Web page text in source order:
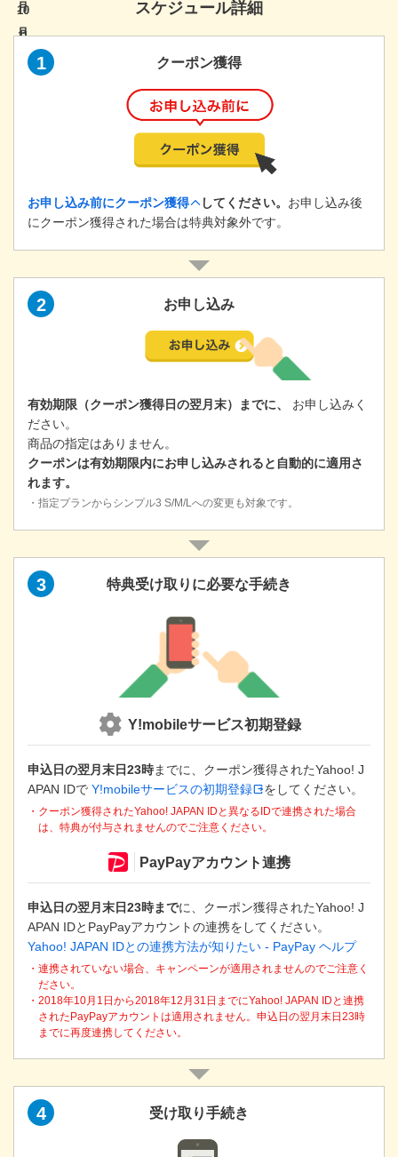
10
11
12
スケジュール詳細
1 クーポン獲得
お申し込み前にクーポン獲得 してください。 お申し込み後
にクーポン獲得された場合は特典対象外です。
2 お申し込み
有効期限（クーポン獲得日の翌月末）までに、
お申し込みく
ださい。
商品の指定はありません。
クーポンは有効期限内にお申し込みされると自動的に適用さ
れます。
・指定プランからシンプル3 S/M/Lへの変更も対象です。
3 特典受け取りに必要な手続き
Y!mobileサービス初期登録
申込日の翌月末日23時までに、クーポン獲得されたYahoo! J
APAN IDで Y!mobileサービスの初期登録
外部サイト
新
し
き
ま
す
をしてください。
・クーポン獲得されたYahoo! JAPAN IDと異なるIDで連携された場合
は、特典が付与されませんのでご注意ください。
PayPayアカウント連携
申込日の翌月末日23時までに、クーポン獲得されたYahoo! J
APAN IDとPayPayアカウントの連携をしてください。
Yahoo! JAPAN IDとの連携方法が知りたい - PayPay ヘルプ
・連携されていない場合、キャンペーンが適用されませんのでご注意く
ださい。
・2018年10月1日から2018年12月31日までにYahoo! JAPAN IDと連携
されたPayPayアカウントは適用されません。申込日の翌月末日23時
までに再度連携してください。
4 受け取り手続き